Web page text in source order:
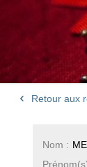
Retour aux
Nom :